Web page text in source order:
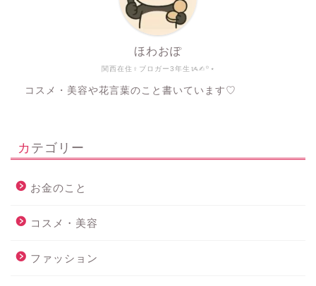
関西在住♀ブロガー3年生ᝰ✍︎꙳⋆
ほわおぽ
コスメ・美容や花言葉のこと書いています♡
カテゴリー
お金のこと
コスメ・美容
ファッション